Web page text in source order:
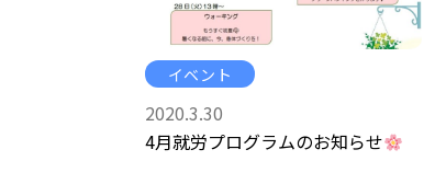
イベント
2020.3.30
4月就労プログラムのお知らせ